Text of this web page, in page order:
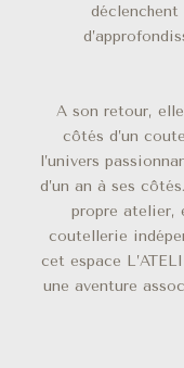
A son retour,
côtés d’un
l’univers
d’un an à ses
propre atelier,
coutellerie
cet espace
une aventure